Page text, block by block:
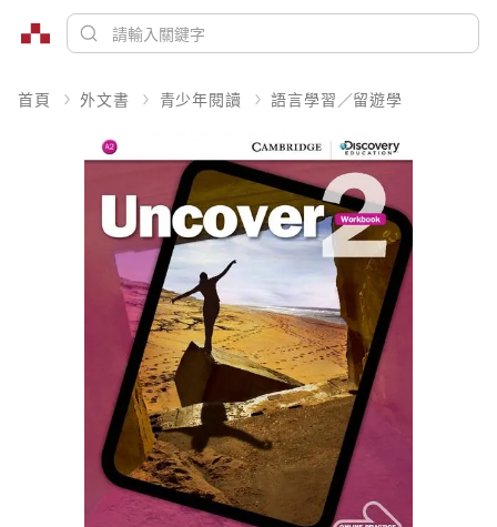
首頁 外文書 青少年閱讀 語言學習／留遊學